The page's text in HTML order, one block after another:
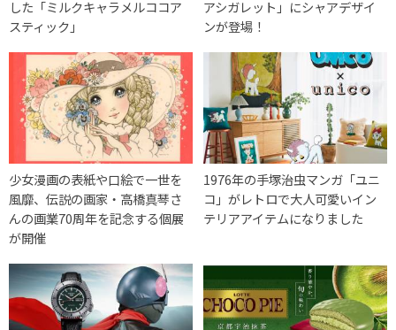
した「ミルクキャラメルココア
スティック」
アシガレット」にシャアデザイ
ンが登場！
少女漫画の表紙や口絵で一世を
風靡、伝説の画家・高橋真琴さ
んの画業70周年を記念する個展
が開催
1976年の手塚治虫マンガ「ユニ
コ」がレトロで大人可愛いイン
テリアアイテムになりました